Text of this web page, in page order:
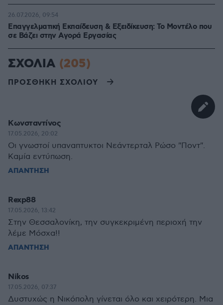
Επαγγελματική Εκπαίδευση & Εξειδίκευση: Το Mοντέλο που
σε Bάζει στην Aγορά Eργασίας
26.07.2026, 09:54
ΣΧΟΛΙΑ (205)
ΠΡΟΣΘΗΚΗ ΣΧΟΛΙΟΥ
Κωνσταντίνος
17.05.2026, 20:02
Οι γνωστοί υπαναπτυκτοι Νεάντερταλ Ρώσο "Ποντ".
Καμία εντύπωση.
ΑΠΑΝΤΗΣΗ
Rexp88
17.05.2026, 13:42
Στην Θεσσαλονίκη, την συγκεκριμένη περιοχή την
λέμε Μόσχα!!
ΑΠΑΝΤΗΣΗ
Nikos
17.05.2026, 07:37
Δυστυχώς η Νικόπολη γίνεται όλο και χειρότερη. Μια